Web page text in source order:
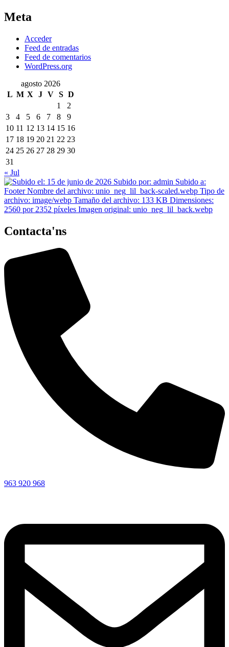
Meta
Acceder
Feed de entradas
Feed de comentarios
WordPress.org
agosto 2026
L M X J V S D
1
2
3
4 5 6 7 8
9
10 11 12 13 14 15 16
17 18 19 20 21 22 23
24 25 26 27 28 29 30
31
« Jul
Contacta'ns
963 920 968